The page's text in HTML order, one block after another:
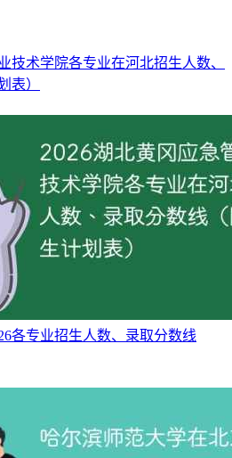
概况
甘肃省天水市，是理工类公办全日
划招收普通专科生1547人，以甘肃
优先、遵循志愿”的录取政策。
份考生按理工类、文史类分类报
份考生报考，选考科目需符合我校
。
业目录一览
年专科招生共69个专业，涵盖应用
材料成型及控制技术等，具体专
数据来源：甘肃工业职业技术大学
技术学院各专业在河北招生人数、
表）
各专业招生人数、录取分数线